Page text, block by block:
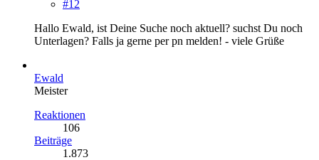
#12
Hallo Ewald, ist Deine Suche noch aktuell? suchst Du noch
Unterlagen? Falls ja gerne per pn melden! - viele Grüße
Ewald
Meister
Reaktionen
106
Beiträge
1.873